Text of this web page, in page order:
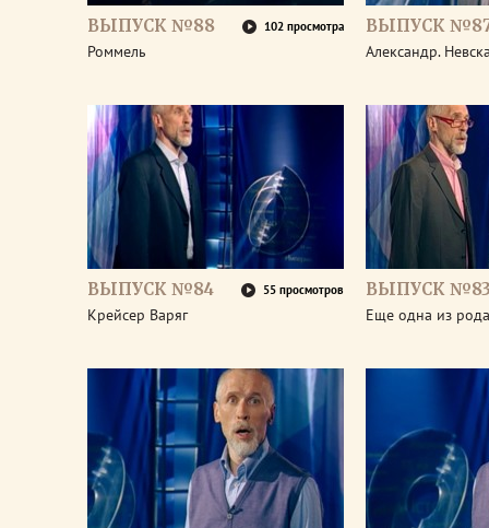
ВЫПУСК №88 102 просмотра
Роммель
ВЫПУСК
Александр.
ВЫПУСК №84 55 просмотров
Крейсер Варяг
ВЫПУСК
Еще одна из